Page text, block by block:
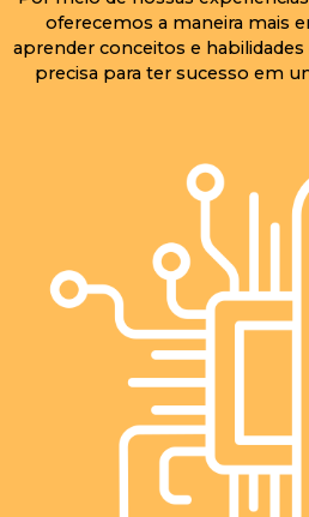
oferecemos a maneira mais
aprender conceitos e
precisa para ter sucesso em